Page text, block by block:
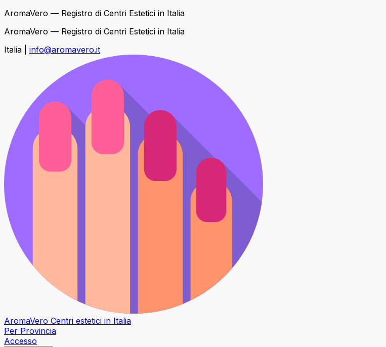
AromaVero — Registro di Centri Estetici in Italia
AromaVero — Registro di Centri Estetici in Italia
Italia
info@aromavero.it
AromaVero Centri estetici in Italia
Per Provincia
Accesso